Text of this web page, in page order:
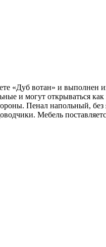
«Дуб вотан» и
и могут открываться как
Пенал напольный, без
Мебель